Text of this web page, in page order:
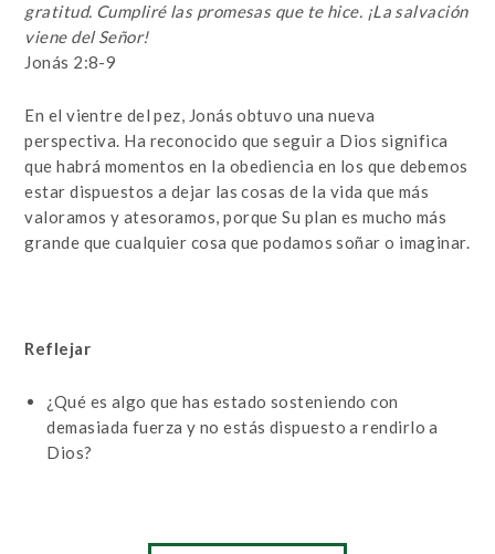
gratitud. Cumpliré las promesas que te hice. ¡La salvación
viene del Señor!
Jonás 2:8-9
En el vientre del pez, Jonás obtuvo una nueva
perspectiva. Ha reconocido que seguir a Dios significa
que habrá momentos en la obediencia en los que debemos
estar dispuestos a dejar las cosas de la vida que más
valoramos y atesoramos, porque Su plan es mucho más
grande que cualquier cosa que podamos soñar o imaginar.
Reflejar
¿Qué es algo que has estado sosteniendo con
demasiada fuerza y ​​no estás dispuesto a rendirlo a
Dios?